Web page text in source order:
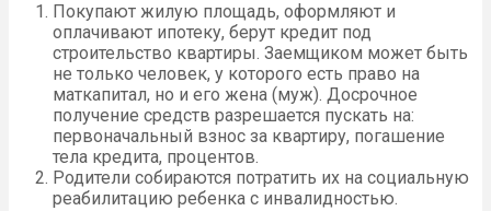
Покупают жилую площадь, оформляют и
оплачивают ипотеку, берут кредит под
строительство квартиры. Заемщиком может быть
не только человек, у которого есть право на
маткапитал, но и его жена (муж). Досрочное
получение средств разрешается пускать на:
первоначальный взнос за квартиру, погашение
тела кредита, процентов.
Родители собираются потратить их на социальную
реабилитацию ребенка с инвалидностью.